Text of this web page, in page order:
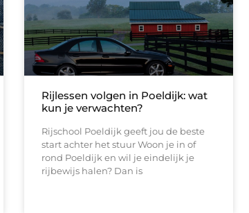
Rijlessen volgen in Poeldijk: wat
kun je verwachten?
Rijschool Poeldijk geeft jou de beste
start achter het stuur Woon je in of
rond Poeldijk en wil je eindelijk je
rijbewijs halen? Dan is